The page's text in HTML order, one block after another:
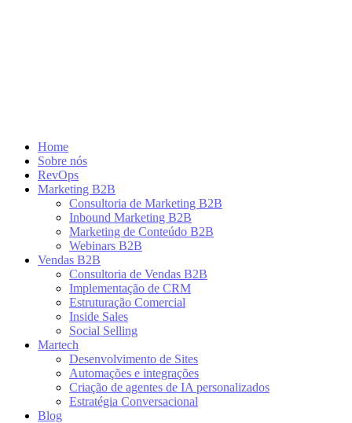
Home
Sobre nós
RevOps
Marketing B2B
Consultoria de Marketing B2B
Inbound Marketing B2B
Marketing de Conteúdo B2B
Webinars B2B
Vendas B2B
Consultoria de Vendas B2B
Implementação de CRM
Estruturação Comercial
Inside Sales
Social Selling
Martech
Desenvolvimento de Sites
Automações e integrações
Criação de agentes de IA personalizados
Estratégia Conversacional
Blog